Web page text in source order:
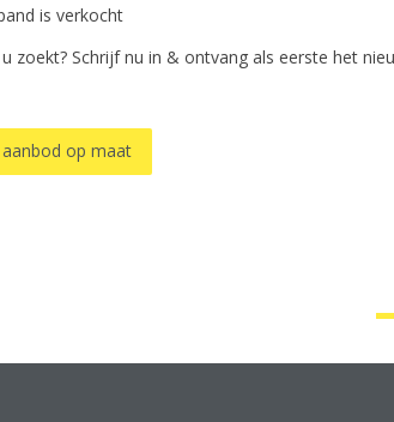
is verkocht
zoekt? Schrijf nu in & ontvang als eerste het
op maat